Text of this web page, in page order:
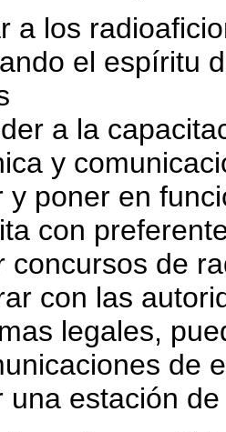
a los
el espíritu
a la
y
y poner en
con
concursos de
con las
legales,
de
una estación